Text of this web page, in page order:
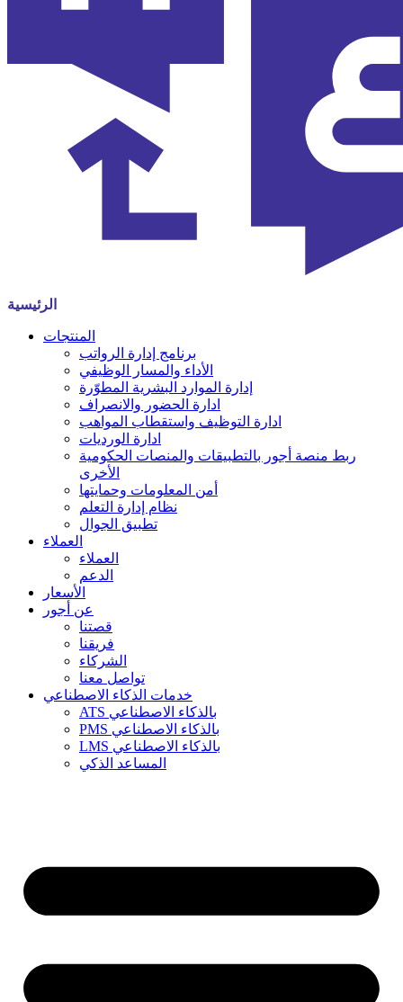
الرئيسية
المنتجات
برنامج إدارة الرواتب
الأداء والمسار الوظيفي
إدارة الموارد البشرية المطوّرة
ادارة الحضور والانصراف
ادارة التوظيف واستقطاب المواهب
ادارة الورديات
ربط منصة أجور بالتطبيقات والمنصات الحكومية
الأخرى
أمن المعلومات وحمايتها
نظام إدارة التعلم
تطبيق الجوال
العملاء
العملاء
الدعم
الأسعار
عن أجور
قصتنا
فريقنا
الشركاء
تواصل معنا
خدمات الذكاء الاصطناعي
ATS بالذكاء الاصطناعي
PMS بالذكاء الاصطناعي
LMS بالذكاء الاصطناعي
المساعد الذكي